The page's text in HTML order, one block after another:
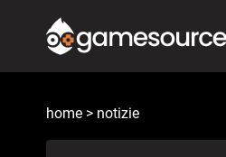
contenuto
home > notizie